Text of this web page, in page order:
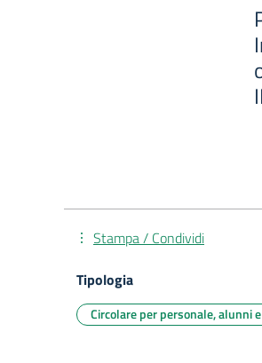
Stampa / Condividi
Tipologia
Circolare per personale, alunni